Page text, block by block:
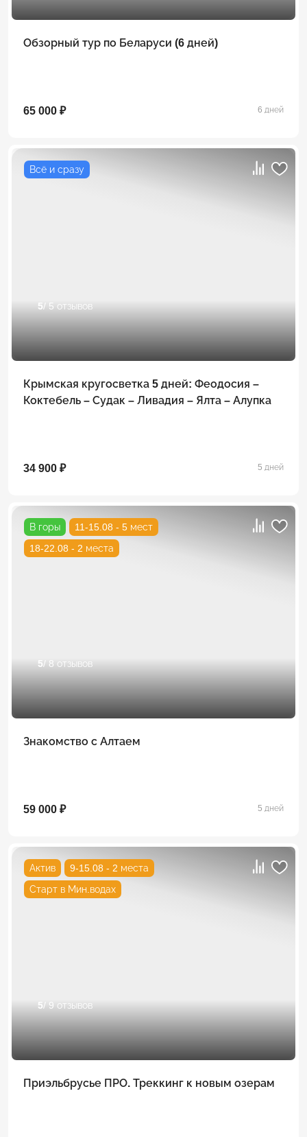
Обзорный тур по Беларуси (6 дней)
65 000 ₽ 6 дней
Всё и сразу
5/ 5 отзывов
Крымская кругосветка 5 дней: Феодосия –
Коктебель – Судак – Ливадия – Ялта – Алупка
34 900 ₽ 5 дней
В горы
11-15.08 - 5 мест
18-22.08 - 2 места
5/ 8 отзывов
Знакомство с Алтаем
59 000 ₽ 5 дней
Актив
9-15.08 - 2 места
Старт в Мин.водах
5/ 9 отзывов
Приэльбрусье ПРО. Треккинг к новым озерам